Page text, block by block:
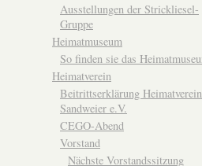
Ausstellungen der Strickliesel-
Gruppe
Heimatmuseum
So finden sie das
Heimatverein
Beitrittserklärung Heimatverein
Sandweier e.V.
CEGO-Abend
Vorstand
Nächste Vorstandssitzung